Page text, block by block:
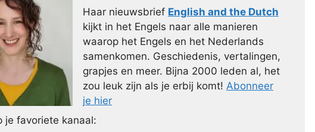
Haar nieuwsbrief English and the Dutch
kijkt in het Engels naar alle manieren
waarop het Engels en het Nederlands
samenkomen. Geschiedenis, vertalingen,
grapjes en meer. Bijna 2000 leden al, het
zou leuk zijn als je erbij komt! Abonneer
je hier
je favoriete kanaal: